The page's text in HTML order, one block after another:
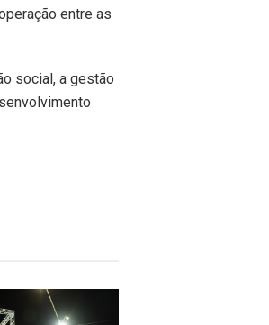
entre as
social, a gestão